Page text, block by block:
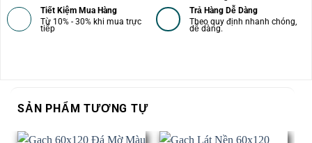
Tiết Kiệm Mua Hàng
Từ 10% - 30% khi mua trực
tiếp
Trả Hàng Dễ Dàng
Theo quy định nhanh chóng,
dễ dàng.
SẢN PHẨM TƯƠNG TỰ